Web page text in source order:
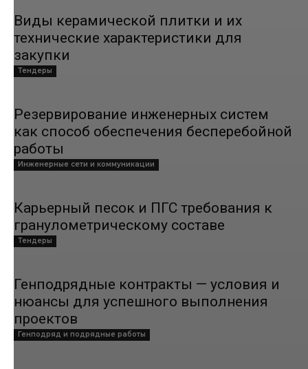
Виды керамической плитки и их
технические характеристики для
закупки
Тендеры
Резервирование инженерных систем
как способ обеспечения бесперебойной
работы
Инженерные сети и коммуникации
Карьерный песок и ПГС требования к
гранулометрическому составе
Тендеры
Генподрядные контракты — условия и
нюансы для успешного выполнения
проектов
Генподряд и подрядные работы